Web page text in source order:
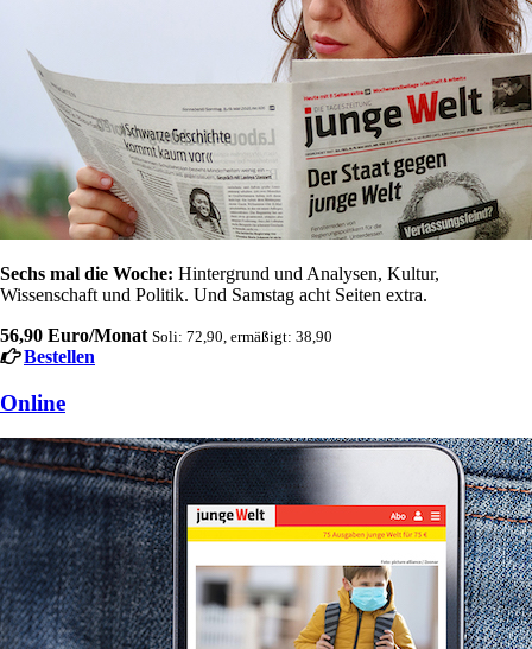
Sechs mal die Woche: Hintergrund und Analysen, Kultur,
Wissenschaft und Politik. Und Samstag acht Seiten extra.
56,90 Euro/Monat Soli: 72,90, ermäßigt: 38,90
Bestellen
Online